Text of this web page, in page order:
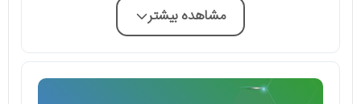
مشاهده بیشتر